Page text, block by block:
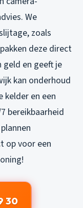
We
zoals
deze direct
geld en geeft je
kan onderhoud
kelder en een
bereikbaarheid
op voor een
30